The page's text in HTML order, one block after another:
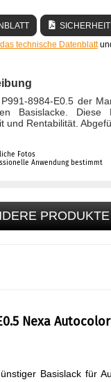
das technische Datenblatt
8984-E0.5 der
Basislacke. Diese
und Rentabilität.
Fotos
Anwendung bestimmt
Nexa
Basislack für